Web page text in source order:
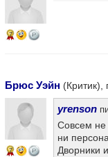
7
Брюс Уэйн (Критик),
7
yrenson
Совсем не
ни
Дворники